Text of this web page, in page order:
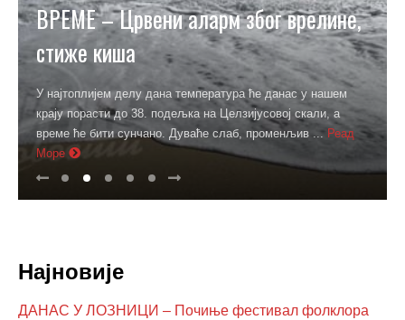
ВРЕМЕ – Црвени аларм због врелине,
стиже киша
У најтоплијем делу дана температура ће данас у нашем
крају порасти до 38. подељка на Целзијусовој скали, а
време ће бити сунчано. Дуваће слаб, променљив ... Реад
Море
Најновије
ДАНАС У ЛОЗНИЦИ – Почиње фестивал фолклора